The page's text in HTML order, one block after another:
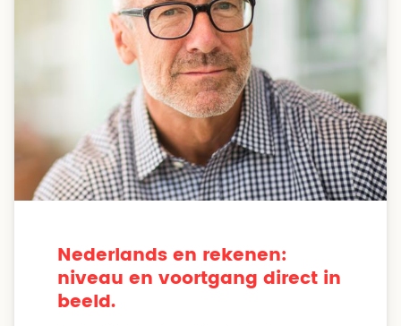
Nederlands en rekenen:
niveau en voortgang direct in
beeld.